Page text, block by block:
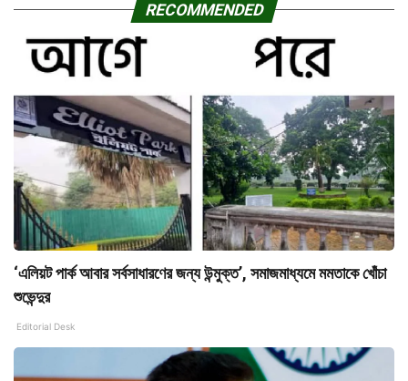
RECOMMENDED
‘এলিয়ট পার্ক আবার সর্বসাধারণের জন্য উন্মুক্ত’, সমাজমাধ্যমে মমতাকে খোঁচা
শুভেন্দুর
Editorial Desk